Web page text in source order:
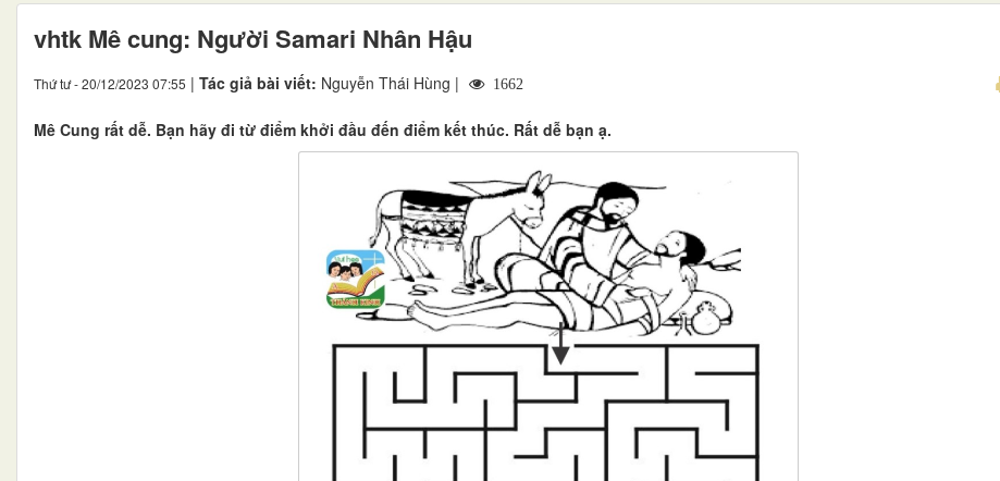
vhtk Mê cung: Người Samari Nhân Hậu
Thứ tư - 20/12/2023 07:55 | Tác giả bài viết: Nguyễn Thái Hùng | 1662
​​​​​​​Mê Cung rất dễ. Bạn hãy đi từ điểm khởi đầu đến điểm kết thúc. Rất dễ bạn ạ.